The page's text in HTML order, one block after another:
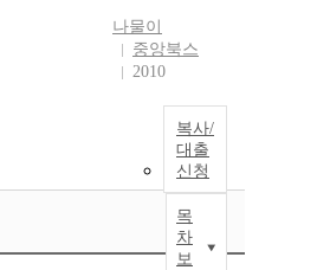
나물이
중앙북스
2010
복사/
대출
신청
목
차
보